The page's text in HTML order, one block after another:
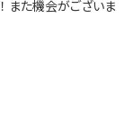
また機会がございま